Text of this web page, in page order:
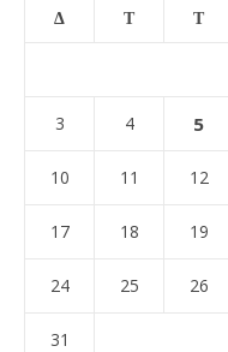
Δ Τ Τ
3 4 5
10 11 12
17 18 19
24 25 26
31